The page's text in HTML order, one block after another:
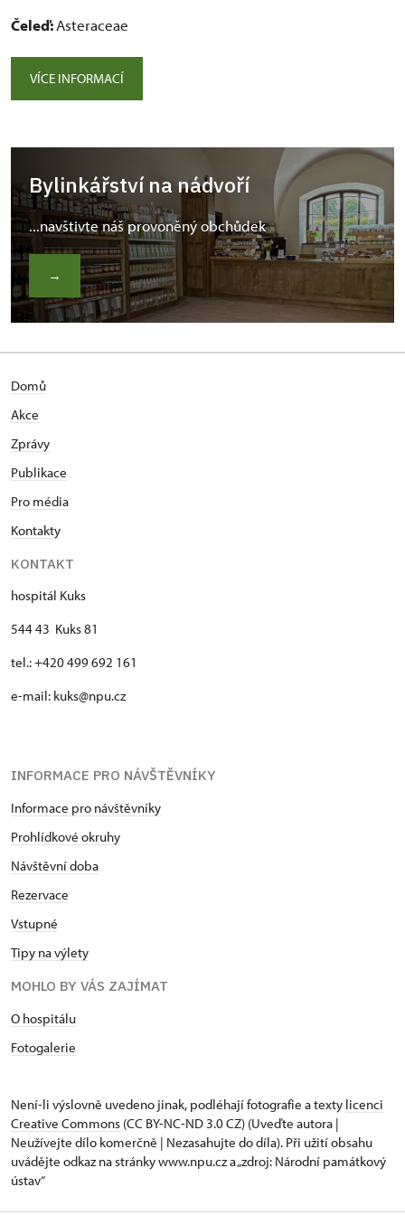
Čeleď:Asteraceae
VÍCE INFORMACÍ
Bylinkářství na nádvoří
...navštivte náš provoněný obchůdek
→
Domů
Akce
Zprávy
Publikace
Pro média
Kontakty
KONTAKT
hospitál Kuks
544 43 Kuks 81
tel.: +420 499 692 161
e-mail: kuks@npu.cz
INFORMACE PRO NÁVŠTĚVNÍKY
Informace pro návštěvníky
Prohlídkové okruhy
Návštěvní doba
Rezervace
Vstupné
Tipy na výlety
MOHLO BY VÁS ZAJÍMAT
O hospitálu
Fotogalerie
Není-li výslovně uvedeno jinak, podléhají fotografie a texty licenci
Creative Commons (CC BY-NC-ND 3.0 CZ) (Uveďte autora |
Neužívejte dílo komerčně | Nezasahujte do díla). Při užití obsahu
uvádějte odkaz na stránky www.npu.cz a „zdroj: Národní památkový
ústav“